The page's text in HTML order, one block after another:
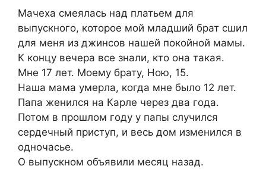
Мачеха смеялась над платьем для
выпускного, которое мой младший брат сшил
для меня из джинсов нашей покойной мамы.
К концу вечера все знали, кто она такая.
Мне 17 лет. Моему брату, Ною, 15.
Наша мама умерла, когда мне было 12 лет.
Папа женился на Карле через два года.
Потом в прошлом году у папы случился
сердечный приступ, и весь дом изменился в
одночасье.
О выпускном объявили месяц назад.